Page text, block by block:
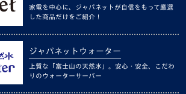
家電を中心に、ジャパネットが自信をもって厳選
した商品だけをご紹介！
ジャパネットウォーター
上質な「富士山の天然水」。安心・安全、こだわ
りのウォーターサーバー